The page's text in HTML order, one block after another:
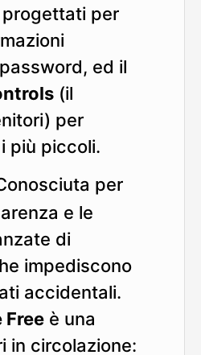
per
ed il
(il
per
più piccoli.
per
e le
di
impediscono
accidentali.
Free è una
in circolazione: